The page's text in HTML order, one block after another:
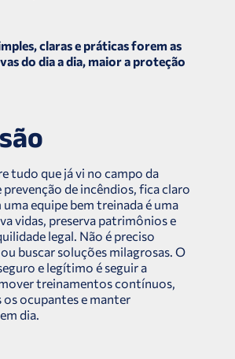
claras e práticas forem as
do dia a dia, maior a proteção
tudo que já vi no campo da
prevenção de incêndios, fica claro
equipe bem treinada é uma
vidas, preserva patrimônios e
legal. Não é preciso
buscar soluções milagrosas. O
e legítimo é seguir a
treinamentos contínuos,
ocupantes e manter
dia.